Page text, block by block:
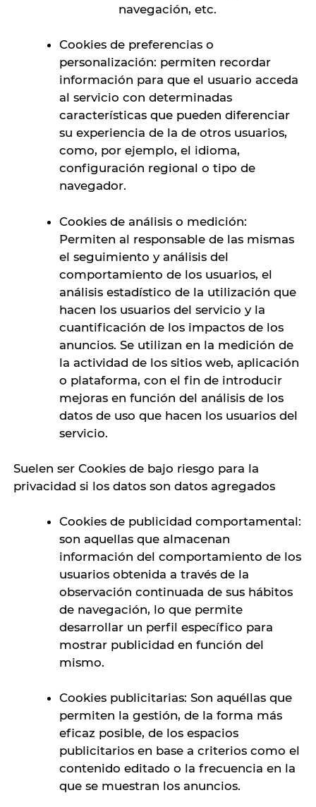
navegación, etc.
Cookies de preferencias o
personalización: permiten recordar
información para que el usuario acceda
al servicio con determinadas
características que pueden diferenciar
su experiencia de la de otros usuarios,
como, por ejemplo, el idioma,
configuración regional o tipo de
navegador.
Cookies de análisis o medición:
Permiten al responsable de las mismas
el seguimiento y análisis del
comportamiento de los usuarios, el
análisis estadístico de la utilización que
hacen los usuarios del servicio y la
cuantificación de los impactos de los
anuncios. Se utilizan en la medición de
la actividad de los sitios web, aplicación
o plataforma, con el fin de introducir
mejoras en función del análisis de los
datos de uso que hacen los usuarios del
servicio.
Suelen ser Cookies de bajo riesgo para la
privacidad si los datos son datos agregados
Cookies de publicidad comportamental:
son aquellas que almacenan
información del comportamiento de los
usuarios obtenida a través de la
observación continuada de sus hábitos
de navegación, lo que permite
desarrollar un perfil específico para
mostrar publicidad en función del
mismo.
Cookies publicitarias: Son aquéllas que
permiten la gestión, de la forma más
eficaz posible, de los espacios
publicitarios en base a criterios como el
contenido editado o la frecuencia en la
que se muestran los anuncios.